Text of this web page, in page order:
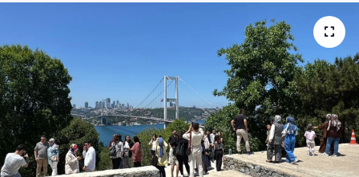
Turizm
Haber Arşivi